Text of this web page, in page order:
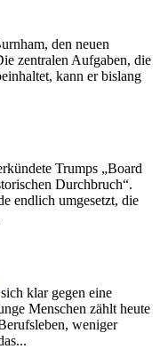
den neuen
zentralen Aufgaben, die
kann er bislang
Trumps „Board
Durchbruch“.
endlich umgesetzt, die
klar gegen eine
Menschen zählt heute
weniger